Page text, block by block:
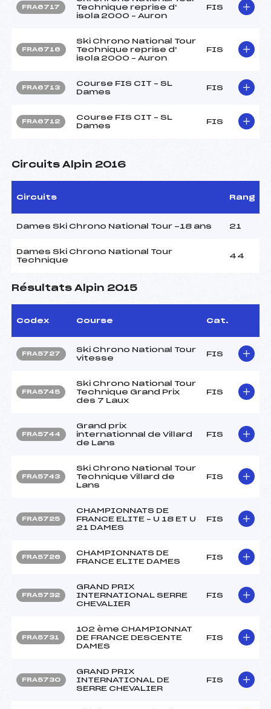
FRA6717
Technique reprise d'
isola 2000 – Auron
FIS
FRA6716
Ski Chrono National Tour
Technique reprise d'
isola 2000 – Auron
FIS
FRA6713
Course FIS CIT – SL
Dames
FIS
FRA6712
Course FIS CIT – SL
Dames
FIS
Circuits Alpin 2016
Circuits Rang
Dames Ski Chrono National Tour -18 ans 21
Dames Ski Chrono National Tour
Technique
44
Résultats Alpin 2015
Codex Course Cat.
FRA5727
Ski Chrono National Tour
vitesse
FIS
FRA5745
Ski Chrono National Tour
Technique Grand Prix
des 7 Laux
FIS
FRA5744
Grand prix
internationnal de Villard
de Lans
FIS
FRA5743
Ski Chrono National Tour
Technique Villard de
Lans
FIS
FRA5725
CHAMPIONNATS DE
FRANCE ELITE – U 18 ET U
21 DAMES
FIS
FRA5726
CHAMPIONNATS DE
FRANCE ELITE DAMES
FIS
FRA5732
GRAND PRIX
INTERNATIONAL SERRE
CHEVALIER
FIS
FRA5731
102 ème CHAMPIONNAT
DE FRANCE DESCENTE
DAMES
FIS
FRA5730
GRAND PRIX
INTERNATIONAL DE
SERRE CHEVALIER
FIS